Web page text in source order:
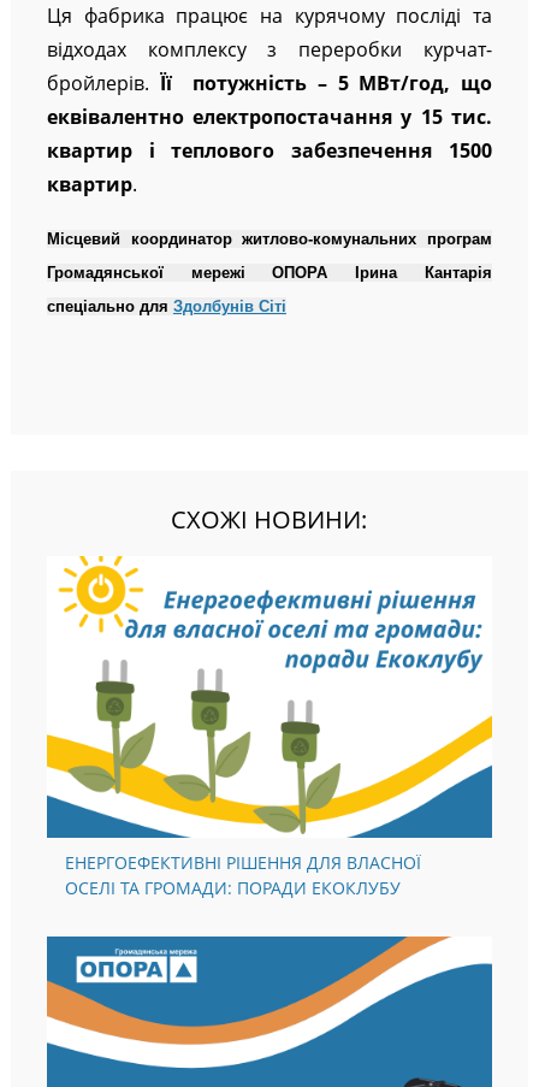
Ця фабрика працює на курячому посліді та
відходах комплексу з переробки курчат-
бройлерів. Її потужність – 5 МВт/год, що
еквівалентно електропостачання у 15 тис.
квартир і теплового забезпечення 1500
квартир.
Місцевий координатор житлово-комунальних програм
Громадянської мережі ОПОРА Ірина Кантарія
спеціально для Здолбунів Сіті
СХОЖІ НОВИНИ:
ЕНЕРГОЕФЕКТИВНІ РІШЕННЯ ДЛЯ ВЛАСНОЇ
ОСЕЛІ ТА ГРОМАДИ: ПОРАДИ ЕКОКЛУБУ